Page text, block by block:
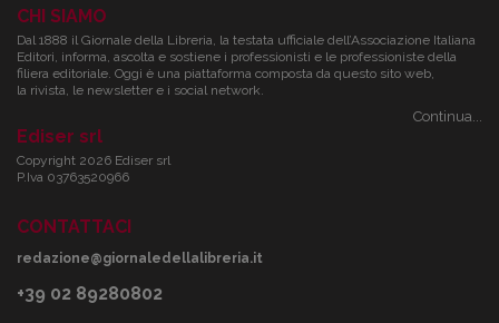
CHI SIAMO
Dal 1888 il Giornale della Libreria, la testata ufficiale dell’Associazione Italiana
Editori, informa, ascolta e sostiene i professionisti e le professioniste della
filiera editoriale. Oggi è una piattaforma composta da questo sito web,
la rivista, le newsletter e i social network.
Continua...
Ediser srl
Copyright 2026 Ediser srl
P.Iva 03763520966
CONTATTACI
redazione@giornaledellalibreria.it
+39 02 89280802